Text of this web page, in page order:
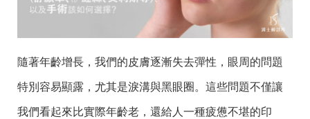
隨著年齡增長，我們的皮膚逐漸失去彈性，眼周的問題
特別容易顯露，尤其是淚溝與黑眼圈。這些問題不僅讓
我們看起來比實際年齡老，還給人一種疲憊不堪的印